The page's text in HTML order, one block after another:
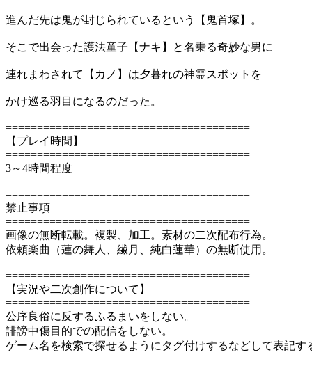
進んだ先は鬼が封じられているという【鬼首塚】。
そこで出会った護法童子【ナキ】と名乗る奇妙な男に
連れまわされて【カノ】は夕暮れの神霊スポットを
かけ巡る羽目になるのだった。
=======================================
【プレイ時間】
=======================================
3～4時間程度
=======================================
禁止事項
=======================================
画像の無断転載。複製、加工。素材の二次配布行為。
依頼楽曲（蓮の舞人、繊月、純白蓮華）の無断使用。
=======================================
【実況や二次創作について】
=======================================
公序良俗に反するふるまいをしない。
誹謗中傷目的での配信をしない。
ゲーム名を検索で探せるようにタグ付けするなどして表記す